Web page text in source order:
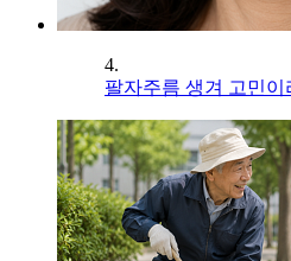
4.
팔자주름 생겨 고민이